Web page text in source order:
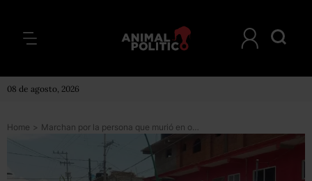
08 de agosto, 2026
Home > Marchan por la persona que murió en operativo de la PF en Tlapa, Guerrero